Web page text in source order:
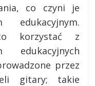
co czyni je
edukacyjnym.
korzystać z
edukacyjnych
przez
gitary; takie